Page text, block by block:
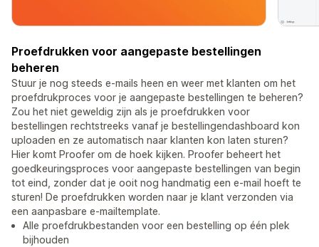
Proefdrukken voor aangepaste bestellingen
beheren
Stuur je nog steeds e-mails heen en weer met klanten om het
proefdrukproces voor je aangepaste bestellingen te beheren?
Zou het niet geweldig zijn als je proefdrukken voor
bestellingen rechtstreeks vanaf je bestellingendashboard kon
uploaden en ze automatisch naar klanten kon laten sturen?
Hier komt Proofer om de hoek kijken. Proofer beheert het
goedkeuringsproces voor aangepaste bestellingen van begin
tot eind, zonder dat je ooit nog handmatig een e-mail hoeft te
sturen! De proefdrukken worden naar je klant verzonden via
een aanpasbare e-mailtemplate.
Alle proefdrukbestanden voor een bestelling op één plek
bijhouden